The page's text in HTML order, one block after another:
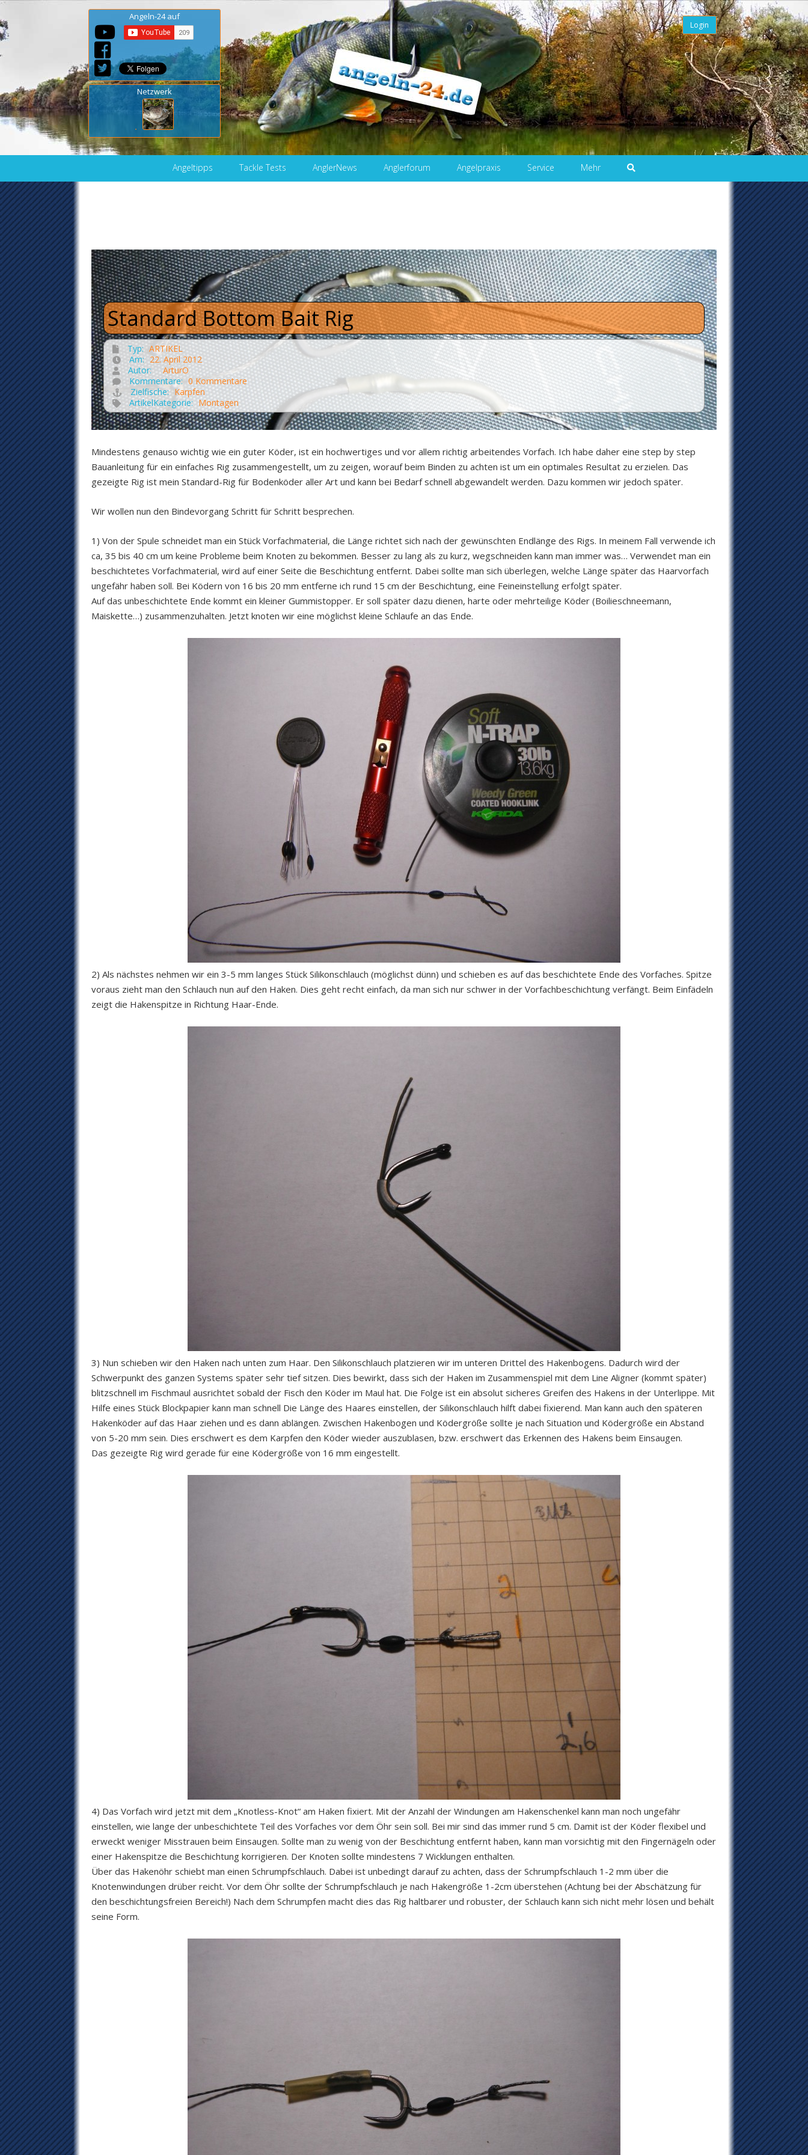
Login
Angeln-24 auf
Netzwerk
Angeltipps Tackle Tests AnglerNews Anglerforum Angelpraxis Service Mehr
Standard Bottom Bait Rig
Typ: ARTIKEL
Am: 22. April 2012
Autor:
ArturO
Kommentare: 0 Kommentare
Zielfische: Karpfen
ArtikelKategorie: Montagen
Mindestens genauso wichtig wie ein guter Köder, ist ein hochwertiges und vor allem richtig arbeitendes Vorfach. Ich habe daher eine step by step
Bauanleitung für ein einfaches Rig zusammengestellt, um zu zeigen, worauf beim Binden zu achten ist um ein optimales Resultat zu erzielen. Das
gezeigte Rig ist mein Standard-Rig für Bodenköder aller Art und kann bei Bedarf schnell abgewandelt werden. Dazu kommen wir jedoch später.
Wir wollen nun den Bindevorgang Schritt für Schritt besprechen.
1) Von der Spule schneidet man ein Stück Vorfachmaterial, die Länge richtet sich nach der gewünschten Endlänge des Rigs. In meinem Fall verwende ich
ca, 35 bis 40 cm um keine Probleme beim Knoten zu bekommen. Besser zu lang als zu kurz, wegschneiden kann man immer was… Verwendet man ein
beschichtetes Vorfachmaterial, wird auf einer Seite die Beschichtung entfernt. Dabei sollte man sich überlegen, welche Länge später das Haarvorfach
ungefähr haben soll. Bei Ködern von 16 bis 20 mm entferne ich rund 15 cm der Beschichtung, eine Feineinstellung erfolgt später.
Auf das unbeschichtete Ende kommt ein kleiner Gummistopper. Er soll später dazu dienen, harte oder mehrteilige Köder (Boilieschneemann,
Maiskette…) zusammenzuhalten. Jetzt knoten wir eine möglichst kleine Schlaufe an das Ende.
2) Als nächstes nehmen wir ein 3-5 mm langes Stück Silikonschlauch (möglichst dünn) und schieben es auf das beschichtete Ende des Vorfaches. Spitze
voraus zieht man den Schlauch nun auf den Haken. Dies geht recht einfach, da man sich nur schwer in der Vorfachbeschichtung verfängt. Beim Einfädeln
zeigt die Hakenspitze in Richtung Haar-Ende.
3) Nun schieben wir den Haken nach unten zum Haar. Den Silikonschlauch platzieren wir im unteren Drittel des Hakenbogens. Dadurch wird der
Schwerpunkt des ganzen Systems später sehr tief sitzen. Dies bewirkt, dass sich der Haken im Zusammenspiel mit dem Line Aligner (kommt später)
blitzschnell im Fischmaul ausrichtet sobald der Fisch den Köder im Maul hat. Die Folge ist ein absolut sicheres Greifen des Hakens in der Unterlippe. Mit
Hilfe eines Stück Blockpapier kann man schnell Die Länge des Haares einstellen, der Silikonschlauch hilft dabei fixierend. Man kann auch den späteren
Hakenköder auf das Haar ziehen und es dann ablängen. Zwischen Hakenbogen und Ködergröße sollte je nach Situation und Ködergröße ein Abstand
von 5-20 mm sein. Dies erschwert es dem Karpfen den Köder wieder auszublasen, bzw. erschwert das Erkennen des Hakens beim Einsaugen.
Das gezeigte Rig wird gerade für eine Ködergröße von 16 mm eingestellt.
4) Das Vorfach wird jetzt mit dem „Knotless-Knot“ am Haken fixiert. Mit der Anzahl der Windungen am Hakenschenkel kann man noch ungefähr
einstellen, wie lange der unbeschichtete Teil des Vorfaches vor dem Öhr sein soll. Bei mir sind das immer rund 5 cm. Damit ist der Köder flexibel und
erweckt weniger Misstrauen beim Einsaugen. Sollte man zu wenig von der Beschichtung entfernt haben, kann man vorsichtig mit den Fingernägeln oder
einer Hakenspitze die Beschichtung korrigieren. Der Knoten sollte mindestens 7 Wicklungen enthalten.
Über das Hakenöhr schiebt man einen Schrumpfschlauch. Dabei ist unbedingt darauf zu achten, dass der Schrumpfschlauch 1-2 mm über die
Knotenwindungen drüber reicht. Vor dem Öhr sollte der Schrumpfschlauch je nach Hakengröße 1-2cm überstehen (Achtung bei der Abschätzung für
den beschichtungsfreien Bereich!) Nach dem Schrumpfen macht dies das Rig haltbarer und robuster, der Schlauch kann sich nicht mehr lösen und behält
seine Form.